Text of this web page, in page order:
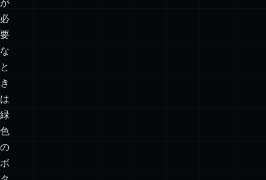
解
説
が
必
要
な
と
き
は
緑
色